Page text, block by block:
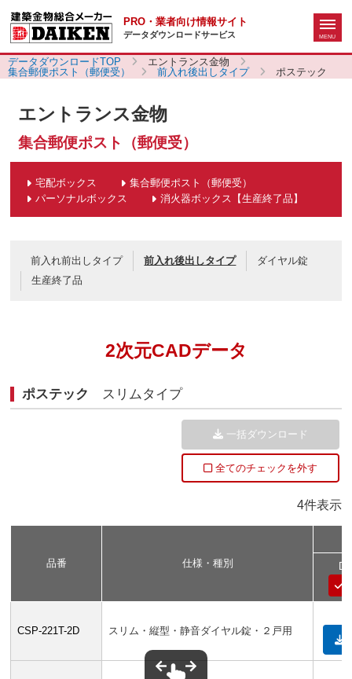
PRO・業者向け情報サイト
データダウンロードサービス
データダウンロードTOP
エントランス金物
集合郵便ポスト（郵便受）
前入れ後出しタイプ ポステック
エントランス金物
集合郵便ポスト（郵便受）
宅配ボックス
集合郵便ポスト（郵便受）
パーソナルボックス
消火器ボックス【生産終了品】
前入れ前出しタイプ 前入れ後出しタイプ
ダイヤル錠
生産終了品
2次元CADデータ
ポステック スリムタイプ
4件表示
一括ダウンロード
全てのチェックを外す
品番 仕様・種別
CSP-221T-2D スリム・縦型・静音ダイヤル錠・２戸用